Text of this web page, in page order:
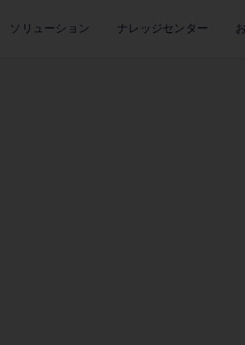
ソリューション ナレッジセンター